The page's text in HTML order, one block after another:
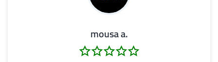
.mousa a